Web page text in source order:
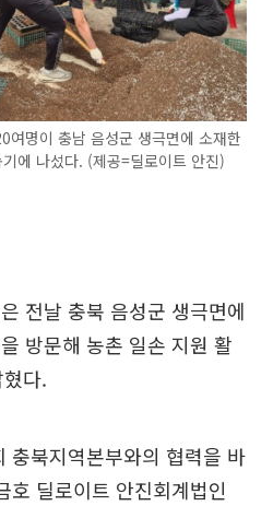
명이 충남 음성군 생극면에 소재한
에 나섰다. (제공=딜로이트 안진)
전날 충북 음성군 생극면에
방문해 농촌 일손 지원 활
다.
충북지역본부와의 협력을 바
호 딜로이트 안진회계법인